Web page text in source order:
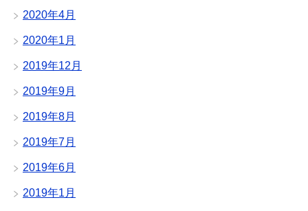
2020年4月
2020年1月
2019年12月
2019年9月
2019年8月
2019年7月
2019年6月
2019年1月